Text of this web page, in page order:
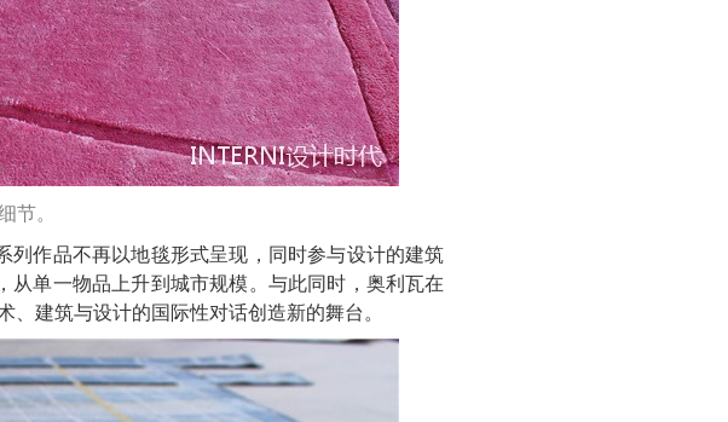
节。
作品不再以地毯形式呈现，同时参与设计的建筑
单一物品上升到城市规模。与此同时，奥利瓦在
建筑与设计的国际性对话创造新的舞台。